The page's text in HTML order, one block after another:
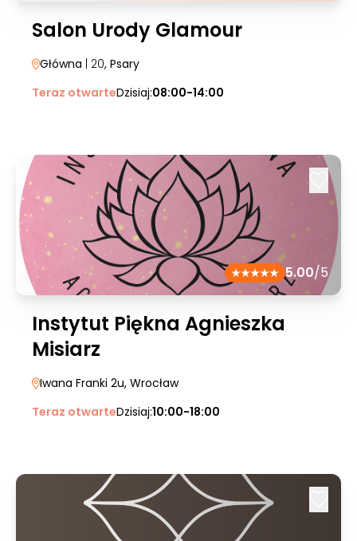
Salon Urody Glamour
Główna | 20, Psary
Teraz otwarteDzisiaj:08:00-14:00
5.00/5
Instytut Piękna Agnieszka
Misiarz
Iwana Franki 2u, Wrocław
Teraz otwarteDzisiaj:10:00-18:00